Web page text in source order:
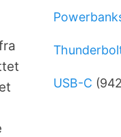
USB-C 942